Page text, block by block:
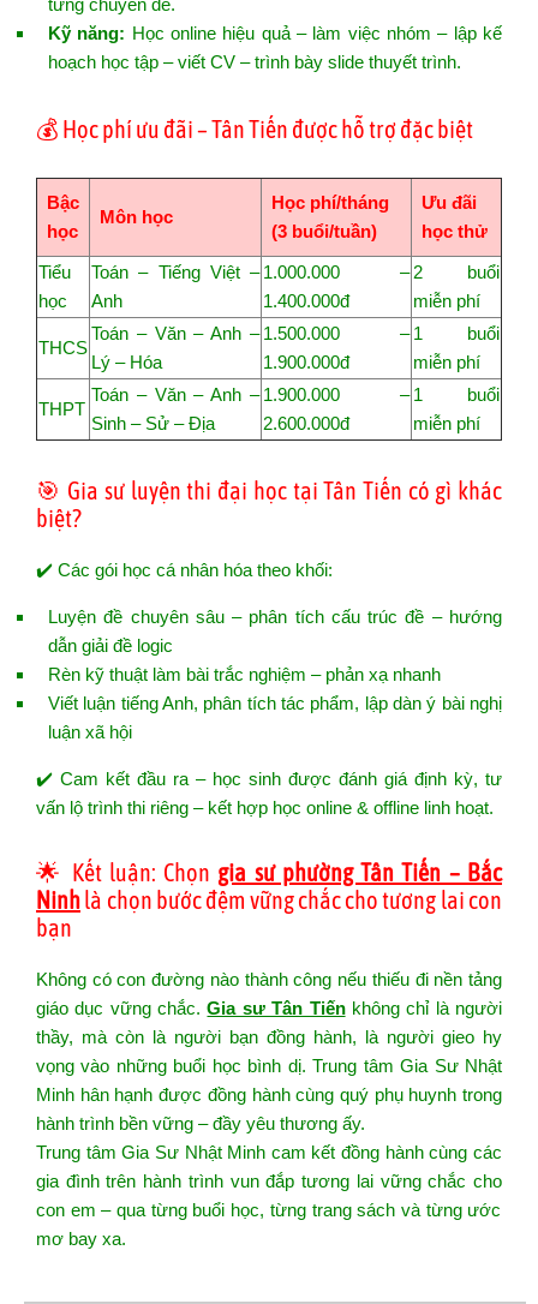
từng chuyên đề.
Kỹ năng: Học online hiệu quả – làm việc nhóm – lập kế
hoạch học tập – viết CV – trình bày slide thuyết trình.
💰 Học phí ưu đãi – Tân Tiến được hỗ trợ đặc biệt
Bậc
học
Môn học
Học phí/tháng
(3 buổi/tuần)
Ưu đãi
học thử
Tiểu
học
Toán – Tiếng Việt –
Anh
1.000.000 –
1.400.000đ
2 buổi
miễn phí
THCS
Toán – Văn – Anh –
Lý – Hóa
1.500.000 –
1.900.000đ
1 buổi
miễn phí
THPT
Toán – Văn – Anh –
Sinh – Sử – Địa
1.900.000 –
2.600.000đ
1 buổi
miễn phí
🎯 Gia sư luyện thi đại học tại Tân Tiến có gì khác
biệt?
✔️ Các gói học cá nhân hóa theo khối:
Luyện đề chuyên sâu – phân tích cấu trúc đề – hướng
dẫn giải đề logic
Rèn kỹ thuật làm bài trắc nghiệm – phản xạ nhanh
Viết luận tiếng Anh, phân tích tác phẩm, lập dàn ý bài nghị
luận xã hội
✔️ Cam kết đầu ra – học sinh được đánh giá định kỳ, tư
vấn lộ trình thi riêng – kết hợp học online & offline linh hoạt.
🌟 Kết luận: Chọn gia sư phường Tân Tiến – Bắc
Ninhlà chọn bước đệm vững chắc cho tương lai con
bạn
Không có con đường nào thành công nếu thiếu đi nền tảng
giáo dục vững chắc.Gia sư Tân Tiếnkhông chỉ là người
thầy, mà còn là người bạn đồng hành, là người gieo hy
vọng vào những buổi học bình dị. Trung tâm Gia Sư Nhật
Minh hân hạnh được đồng hành cùng quý phụ huynh trong
hành trình bền vững – đầy yêu thương ấy.
Trung tâm Gia Sư Nhật Minh cam kết đồng hànhcùngcác
gia đìnhtrên hành trìnhvunđắp tương lai vững chắc cho
con em – qua từng buổi học, từng trang sách và từng ước
mơ bay xa.